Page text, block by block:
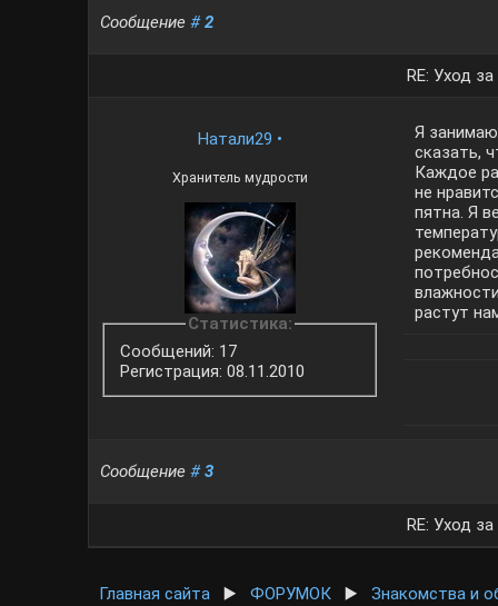
Сообщение#2
RE: Уход
Натали29 •
Хранитель мудрости
Статистика:
Сообщений: 17
Регистрация: 08.11.2010
Я
сказать,
Каждое
не
пятна. Я
растут
Сообщение#3
RE: Уход
Главная сайта ▶️ФОРУМОК ▶️Знакомства и